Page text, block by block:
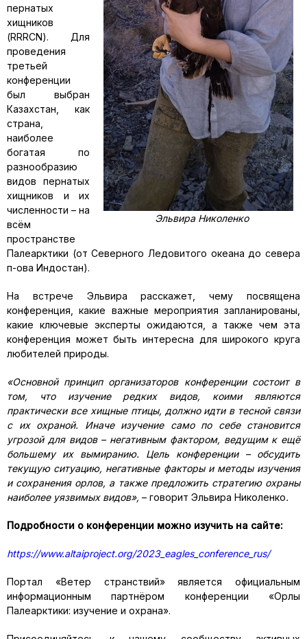
Эльвира Николенко
пернатых
хищников
(RRRCN). Для
проведения
третьей
конференции
был выбран
Казахстан, как
страна,
наиболее
богатая по
разнообразию
видов пернатых
хищников и их
численности – на
всём
пространстве
Палеарктики (от Северного Ледовитого океана до севера
п-ова Индостан).
На встрече Эльвира расскажет, чему посвящена
конференция, какие важные мероприятия запланированы,
какие ключевые эксперты ожидаются, а также чем эта
конференция может быть интересна для широкого круга
любителей природы.
«Основной принцип организаторов конференции состоит в
том, что изучение редких видов, коими являются
практически все хищные птицы, должно идти в тесной связи
с их охраной. Иначе изучение само по себе становится
угрозой для видов – негативным фактором, ведущим к ещё
большему их вымиранию. Цель конференции – обсудить
текущую ситуацию, негативные факторы и методы изучения
и сохранения орлов, а также предложить стратегию охраны
наиболее уязвимых видов», – говорит Эльвира Николенко.
Подробности о конференции можно изучить на сайте:
https://www.altaiproject.org/2023_eagles_conference_rus/
Портал «Ветер странствий» является официальным
информационным партнёром конференции «Орлы
Палеарктики: изучение и охрана».